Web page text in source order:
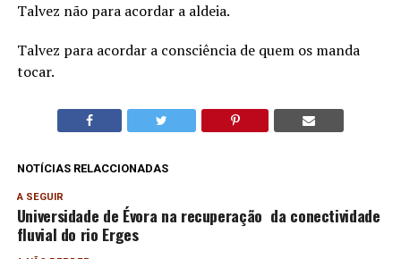
Talvez não para acordar a aldeia.
Talvez para acordar a consciência de quem os manda
tocar.
NOTÍCIAS RELACCIONADAS
A SEGUIR
Universidade de Évora na recuperação da conectividade
fluvial do rio Erges